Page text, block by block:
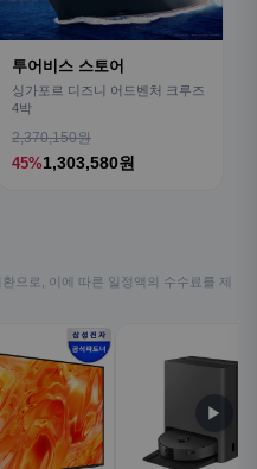
투어비스 스토어
싱가포르 디즈니 어드벤처 크루즈
4박
2,370,150원
45%1,303,580원
으로, 이에 따른 일정액의 수수료를 제
▶